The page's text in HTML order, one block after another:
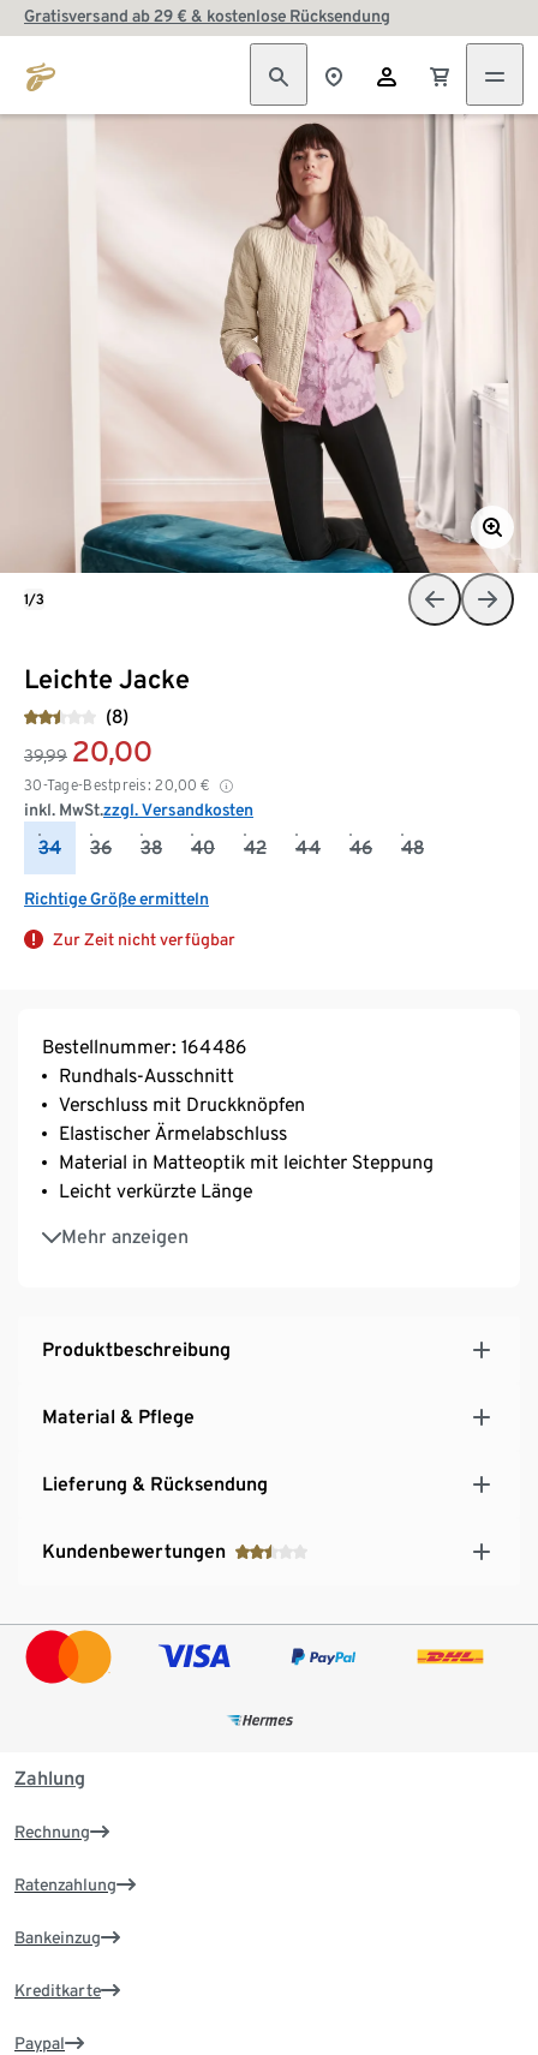
Gratisversand ab 29 € & kostenlose Rücksendung
Leichte Jacke
(8)
39,99 20,00
30-Tage-Bestpreis: 20,00 €
inkl. MwSt.zzgl. Versandkosten
34 36 38 40 42 44 46 48
Richtige Größe ermitteln
Zur Zeit nicht verfügbar
1/3
Bestellnummer: 164486
Rundhals-Ausschnitt
Verschluss mit Druckknöpfen
Elastischer Ärmelabschluss
Material in Matteoptik mit leichter Steppung
Leicht verkürzte Länge
Mehr anzeigen
Mariane ist 180 groß und trägt Größe 36
Produktbeschreibung
Material & Pflege
Lieferung & Rücksendung
Kundenbewertungen
Zahlung
Rechnung
Ratenzahlung
Bankeinzug
Kreditkarte
Paypal